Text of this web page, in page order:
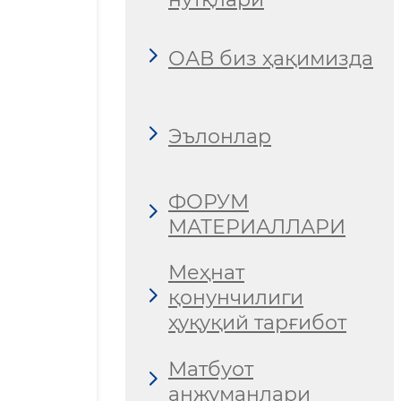
ОАВ биз ҳақимизда
Эълонлар
ФОРУМ
МАТЕРИАЛЛАРИ
Меҳнат
қонунчилиги
ҳуқуқий тарғибот
Матбуот
анжуманлари